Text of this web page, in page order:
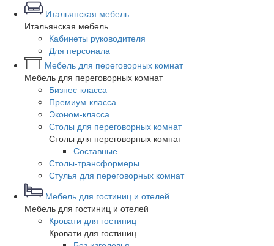
Итальянская мебель
Итальянская мебель
Кабинеты руководителя
Для персонала
Мебель для переговорных комнат
Мебель для переговорных комнат
Бизнес-класса
Премиум-класса
Эконом-класса
Столы для переговорных комнат
Столы для переговорных комнат
Составные
Столы-трансформеры
Стулья для переговорных комнат
Мебель для гостиниц и отелей
Мебель для гостиниц и отелей
Кровати для гостиниц
Кровати для гостиниц